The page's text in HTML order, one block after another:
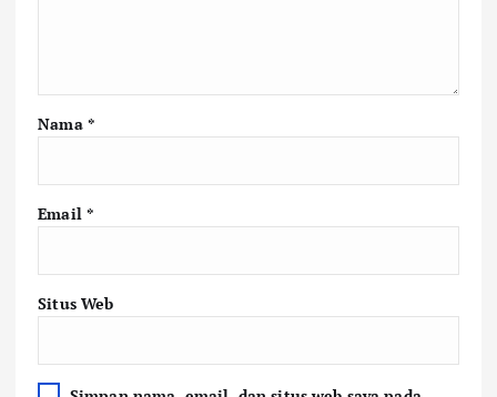
Nama *
Email *
Situs Web